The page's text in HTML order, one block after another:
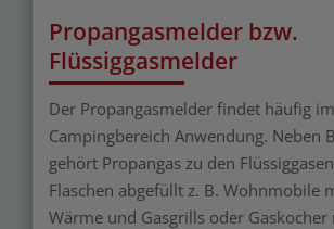
Propangasmelder bzw.
Flüssiggasmelder
Der Propangasmelder findet häufig im
Campingbereich Anwendung. Neben
gehört Propangas zu den
Flaschen abgefüllt z. B. Wohnmobile
Wärme und Gasgrills oder